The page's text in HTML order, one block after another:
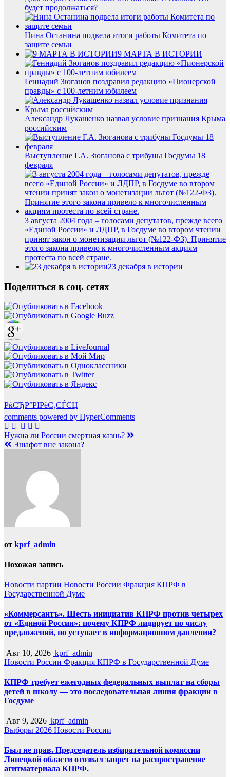
будет продолжаться?
Нина Останина подвела итоги работы Комитета по
защите семьи
9 МАРТА В ИСТОРИИ
Геннадий Зюганов поздравил редакцию «Пионерской
правды» с 100-летним юбилеем
Александр Лукашенко назвал условие признания Крыма
российским
Выступление Г.А. Зюганова с трибуны Госдумы 18
февраля
3 августа 2004 года – голосами депутатов, прежде всего
«Единой России» и ЛДПР, в Госдуме во втором чтении
принят закон о монетизации льгот (№122-ФЗ). Принятие
этого закона привело к многочисленным акциям
протеста по всей стране.
23 декабря в истории
Поделиться в соц. сетях
РќСЂР°РІРёС‚СЃСЏ
comments powered by HyperComments
Навигация
по
Нужна ли России смертная казнь?
Эшафот вне закона?
от kprf_admin
Похожая запись
Новости партии Новости России Фракция КПРФ в
Государственной Думе
«Коммерсантъ». Шесть инициатив КПРФ против четырех
от «Единой России»: почему КПРФ лидирует по числу
предложений, но уступает в информационном давлении?
Авг 10, 2026 kprf_admin
Новости России Фракция КПРФ в Государственной Думе
КПРФ требует ежегодных федеральных выплат на сборы
детей в школу — это последовательная линия фракции в
Госдуме
Авг 9, 2026 kprf_admin
Выборы 2026 Новости России
Был не прав. Председатель избирательной комиссии
Липецкой области отозвал запрет на распространение
агитматериала КПРФ.